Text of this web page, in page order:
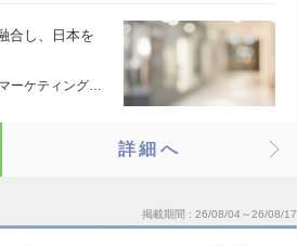
合し、日本を
ーケティング…
詳細へ
掲載期間 26/08/04～26/08/17